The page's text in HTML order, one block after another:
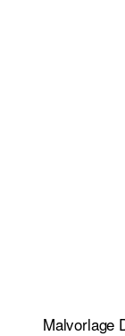
Malvorlage